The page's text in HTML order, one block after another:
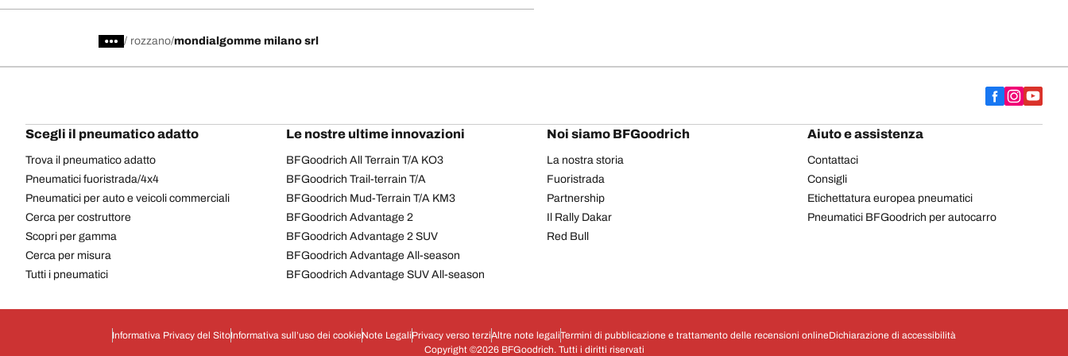
/ rozzano mondialgomme milano srl
Scegli il pneumatico adatto
Trova il pneumatico adatto
Pneumatici fuoristrada/4x4
Pneumatici per auto e veicoli commerciali
Cerca per costruttore
Scopri per gamma
Cerca per misura
Tutti i pneumatici
Le nostre ultime innovazioni
BFGoodrich All Terrain T/A KO3
BFGoodrich Trail-terrain T/A
BFGoodrich Mud-Terrain T/A KM3
BFGoodrich Advantage 2
BFGoodrich Advantage 2 SUV
BFGoodrich Advantage All-season
BFGoodrich Advantage SUV All-season
Noi siamo BFGoodrich
La nostra storia
Fuoristrada
Partnership
Il Rally Dakar
Red Bull
Aiuto e assistenza
Contattaci
Consigli
Etichettatura europea pneumatici
Pneumatici BFGoodrich per autocarro
Informativa Privacy del SitoInformativa sull’uso dei cookieNote LegaliPrivacy verso terziAltre note legaliTermini di pubblicazione e trattamento delle recensioni onlineDichiarazione di accessibilità
Copyright ©2026 BFGoodrich. Tutti i diritti riservati